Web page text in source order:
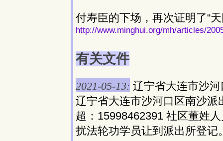
付寿臣的下场，再次证明了“
http://www.minghui.org/mh/articles/
有关文件
2021-05-13: 辽宁省大连市沙
辽宁省大连市沙河口区南沙派
超：15998462391 社区董姓
扰法轮功学员让到派出所登记